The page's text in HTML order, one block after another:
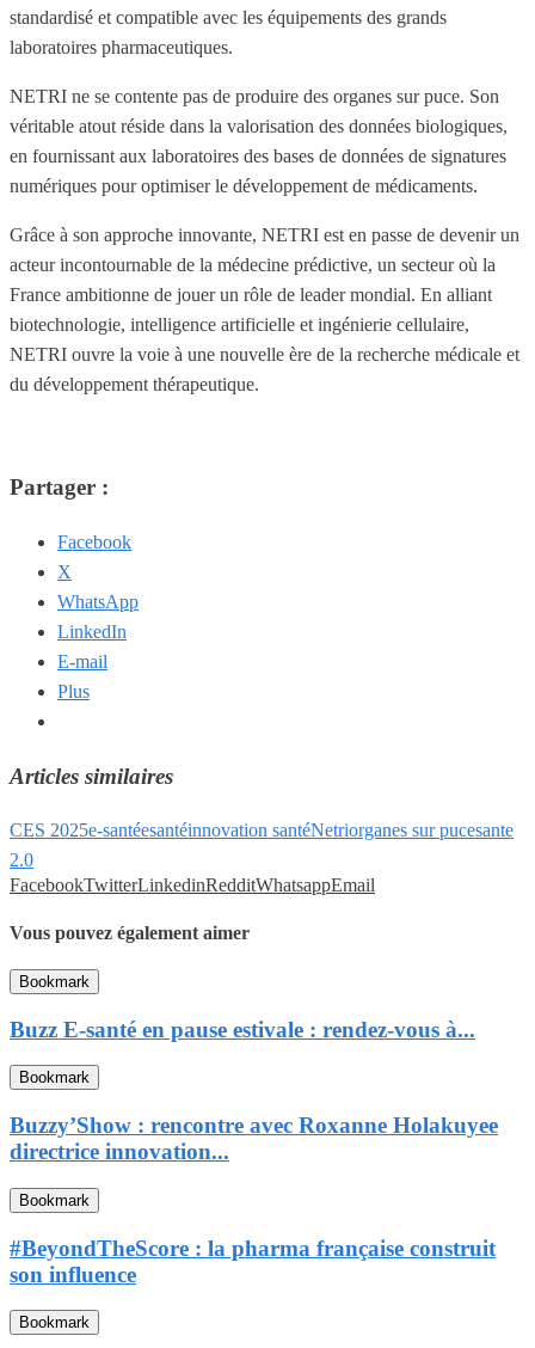
standardisé et compatible avec les équipements des grands
laboratoires pharmaceutiques.
NETRI ne se contente pas de produire des organes sur puce. Son
véritable atout réside dans la valorisation des données biologiques,
en fournissant aux laboratoires des bases de données de signatures
numériques pour optimiser le développement de médicaments.
Grâce à son approche innovante, NETRI est en passe de devenir un
acteur incontournable de la médecine prédictive, un secteur où la
France ambitionne de jouer un rôle de leader mondial. En alliant
biotechnologie, intelligence artificielle et ingénierie cellulaire,
NETRI ouvre la voie à une nouvelle ère de la recherche médicale et
du développement thérapeutique.
Partager :
Facebook
X
WhatsApp
LinkedIn
E-mail
Plus
Articles similaires
CES 2025e-santéesantéinnovation santéNetriorganes sur pucesante
2.0
FacebookTwitterLinkedinRedditWhatsappEmail
Vous pouvez également aimer
Bookmark
Buzz E-santé en pause estivale : rendez-vous à...
Bookmark
Buzzy’Show : rencontre avec Roxanne Holakuyee
directrice innovation...
Bookmark
#BeyondTheScore : la pharma française construit
son influence
Bookmark